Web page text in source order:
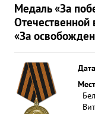
Медаль «За
«За